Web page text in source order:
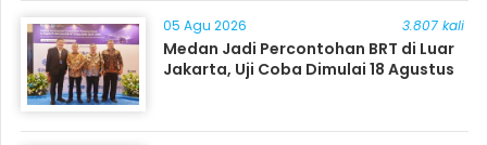
05 Agu 2026 3.807 kali
Medan Jadi Percontohan BRT di Luar
Jakarta, Uji Coba Dimulai 18 Agustus